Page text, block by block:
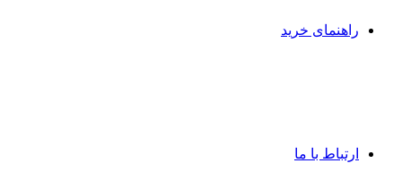
راهنمای خرید
ارتباط با ما